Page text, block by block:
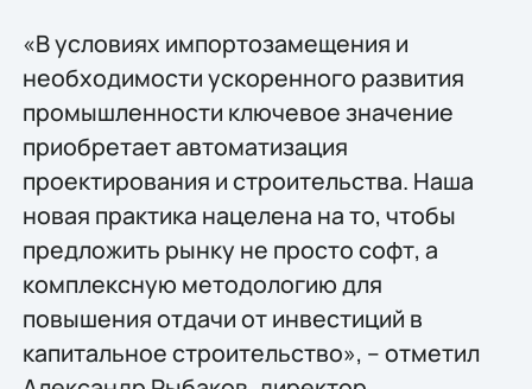
«В условиях импортозамещения и
необходимости ускоренного развития
промышленности ключевое значение
приобретает автоматизация
проектирования и строительства. Наша
новая практика нацелена на то, чтобы
предложить рынку не просто софт, а
комплексную методологию для
повышения отдачи от инвестиций в
капитальное строительство», – отметил